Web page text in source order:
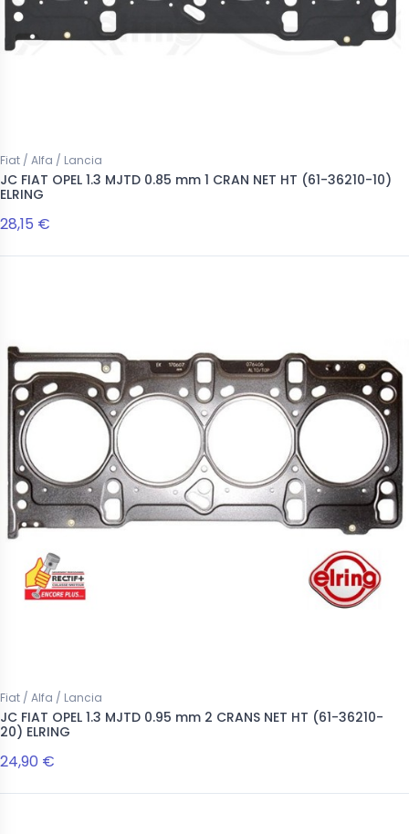
Fiat / Alfa / Lancia
JC FIAT OPEL 1.3 MJTD 0.85 mm 1 CRAN NET HT (61-36210-10)
ELRING
28,15 €
Fiat / Alfa / Lancia
JC FIAT OPEL 1.3 MJTD 0.95 mm 2 CRANS NET HT (61-36210-
20) ELRING
24,90 €